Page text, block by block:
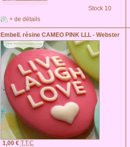
Stock 10
+ de détails
Embell. résine CAMEO PINK LLL - Webster
1,00 € T.T.C